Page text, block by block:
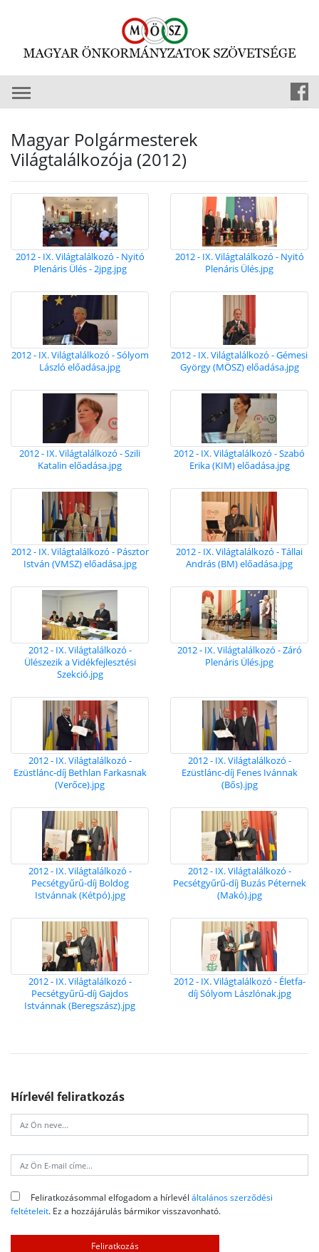
Magyar Polgármesterek
Világtalálkozója (2012)
2012 - IX. Világtalálkozó - Nyitó
Plenáris Ülés - 2jpg.jpg
2012 - IX. Világtalálkozó - Nyitó
Plenáris Ülés.jpg
2012 - IX. Világtalálkozó - Sólyom
László előadása.jpg
2012 - IX. Világtalálkozó - Gémesi
György (MÖSZ) előadása.jpg
2012 - IX. Világtalálkozó - Szili
Katalin előadása.jpg
2012 - IX. Világtalálkozó - Szabó
Erika (KIM) előadása.jpg
2012 - IX. Világtalálkozó - Pásztor
István (VMSZ) előadása.jpg
2012 - IX. Világtalálkozó - Tállai
András (BM) előadása.jpg
2012 - IX. Világtalálkozó -
Ülészezik a Vidékfejlesztési
Szekció.jpg
2012 - IX. Világtalálkozó - Záró
Plenáris Ülés.jpg
2012 - IX. Világtalálkozó -
Ezüstlánc-díj Bethlan Farkasnak
(Verőce).jpg
2012 - IX. Világtalálkozó -
Ezüstlánc-díj Fenes Ivánnak
(Bős).jpg
2012 - IX. Világtalálkozó -
Pecsétgyűrű-díj Boldog
Istvánnak (Kétpó).jpg
2012 - IX. Világtalálkozó -
Pecsétgyűrű-díj Buzás Péternek
(Makó).jpg
2012 - IX. Világtalálkozó -
Pecsétgyűrű-díj Gajdos
Istvánnak (Beregszász).jpg
2012 - IX. Világtalálkozó - Életfa-
díj Sólyom Lászlónak.jpg
Hírlevél feliratkozás
Feliratkozásommal elfogadom a hírlevél általános szerződési
feltételeit. Ez a hozzájárulás bármikor visszavonható.